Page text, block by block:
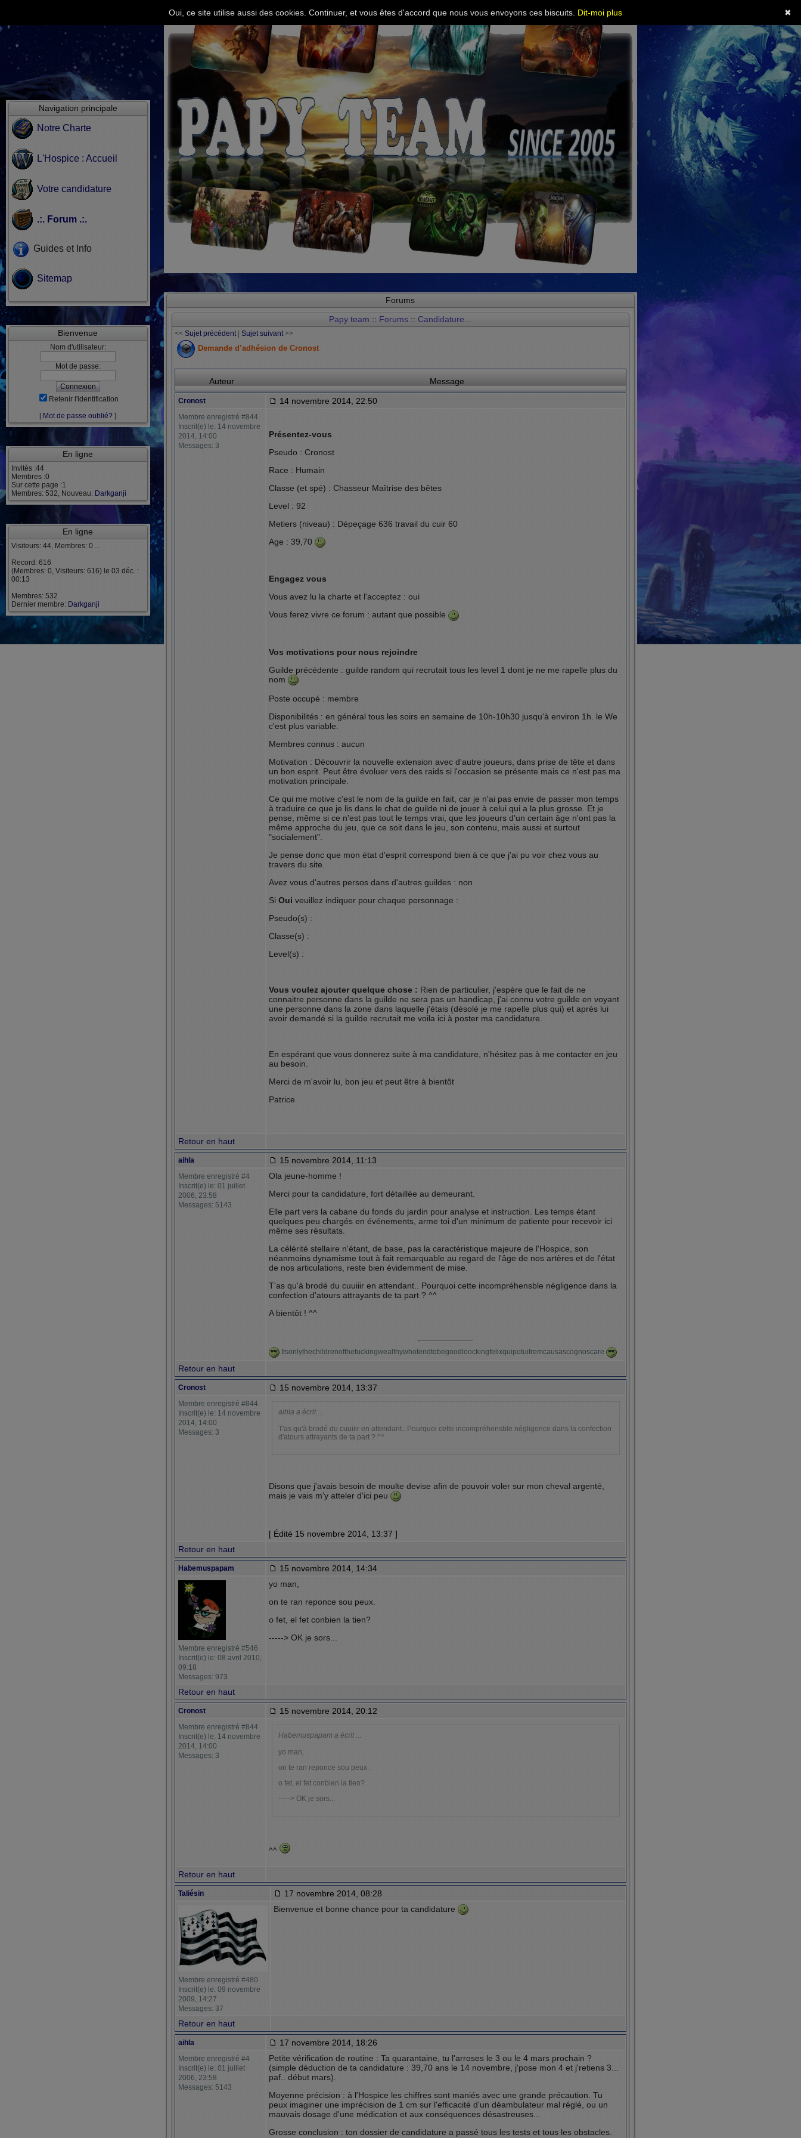
Navigation principale
Notre Charte
L'Hospice : Accueil
Votre candidature
.:. Forum .:.
Guides et Info
Sitemap
Bienvenue
Nom d'utilisateur:
Mot de passe:
Retenir l'identification
[ Mot de passe oublié? ]
En ligne
Invités :44
Membres :0
Sur cette page :1
Membres: 532, Nouveau: Darkganji
En ligne
Visiteurs: 44, Membres: 0 ...
Record: 616
(Membres: 0, Visiteurs: 616) le 03 déc. :
00:13
Membres: 532
Dernier membre: Darkganji
Forums
Papy team :: Forums ::Candidature...
<< Sujet précédent| Sujet suivant>>
Demande d’adhésion de Cronost
Auteur Message
Cronost 14 novembre 2014, 22:50
Membre enregistré #844
Inscrit(e) le: 14 novembre
2014, 14:00
Messages: 3
Présentez-vous
Pseudo : Cronost
Race : Humain
Classe (et spé) : Chasseur Maîtrise des bêtes
Level : 92
Metiers (niveau) : Dépeçage 636 travail du cuir 60
Age : 39,70
Engagez vous
Vous avez lu la charte et l'acceptez : oui
Vous ferez vivre ce forum : autant que possible
Vos motivations pour nous rejoindre
Guilde précédente : guilde random qui recrutait tous les level 1 dont je ne me rapelle plus du
nom
Poste occupé : membre
Disponibilités : en général tous les soirs en semaine de 10h-10h30 jusqu'à environ 1h. le We
c'est plus variable.
Membres connus : aucun
Motivation : Découvrir la nouvelle extension avec d'autre joueurs, dans prise de tête et dans
un bon esprit. Peut être évoluer vers des raids si l'occasion se présente mais ce n'est pas ma
motivation principale.
Ce qui me motive c'est le nom de la guilde en fait, car je n'ai pas envie de passer mon temps
à traduire ce que je lis dans le chat de guilde ni de jouer à celui qui a la plus grosse. Et je
pense, même si ce n'est pas tout le temps vrai, que les joueurs d'un certain âge n'ont pas la
même approche du jeu, que ce soit dans le jeu, son contenu, mais aussi et surtout
"socialement".
Je pense donc que mon état d'esprit correspond bien à ce que j'ai pu voir chez vous au
travers du site.
Avez vous d'autres persos dans d'autres guildes : non
Si Oui veuillez indiquer pour chaque personnage :
Pseudo(s) :
Classe(s) :
Level(s) :
Vous voulez ajouter quelque chose : Rien de particulier, j'espère que le fait de ne
connaitre personne dans la guilde ne sera pas un handicap, j'ai connu votre guilde en voyant
une personne dans la zone dans laquelle j'étais (désolé je me rapelle plus qui) et après lui
avoir demandé si la guilde recrutait me voila ici à poster ma candidature.
En espérant que vous donnerez suite à ma candidature, n'hésitez pas à me contacter en jeu
au besoin.
Merci de m'avoir lu, bon jeu et peut être à bientôt
Patrice
Retour en haut
aihla 15 novembre 2014, 11:13
Membre enregistré #4
Inscrit(e) le: 01 juillet
2006, 23:58
Messages: 5143
Ola jeune-homme !
Merci pour ta candidature, fort détaillée au demeurant.
Elle part vers la cabane du fonds du jardin pour analyse et instruction. Les temps étant
quelques peu chargés en événements, arme toi d'un minimum de patiente pour recevoir ici
même ses résultats.
La célérité stellaire n'étant, de base, pas la caractéristique majeure de l'Hospice, son
néanmoins dynamisme tout à fait remarquable au regard de l'âge de nos artères et de l'état
de nos articulations, reste bien évidemment de mise.
T'as qu'à brodé du cuuiiir en attendant.. Pourquoi cette incompréhensble négligence dans la
confection d'atours attrayants de ta part ? ^^
A bientôt ! ^^
Itsonlythechildrenofthefuckingwealthywhotendtobegoodloockingfelixquipotuitremcausascognoscare
Retour en haut
Cronost 15 novembre 2014, 13:37
Membre enregistré #844
Inscrit(e) le: 14 novembre
2014, 14:00
Messages: 3
aihla a écrit...
T'as qu'à brodé du cuuiiir en attendant.. Pourquoi cette incompréhensble négligence dans la confection
d'atours attrayants de ta part ? ^^
Disons que j'avais besoin de moulte devise afin de pouvoir voler sur mon cheval argenté,
mais je vais m'y atteler d'ici peu
[ Édité 15 novembre 2014, 13:37 ]
Retour en haut
Habemuspapam 15 novembre 2014, 14:34
Membre enregistré #546
Inscrit(e) le: 08 avril 2010,
09:18
Messages: 973
yo man,
on te ran reponce sou peux.
o fet, el fet conbien la tien?
-----> OK je sors...
Retour en haut
Cronost 15 novembre 2014, 20:12
Membre enregistré #844
Inscrit(e) le: 14 novembre
2014, 14:00
Messages: 3
Habemuspapam a écrit...
yo man,
on te ran reponce sou peux.
o fet, el fet conbien la tien?
-----> OK je sors...
^^
Retour en haut
Taliésin 17 novembre 2014, 08:28
Membre enregistré #480
Inscrit(e) le: 09 novembre
2009, 14:27
Messages: 37
Bienvenue et bonne chance pour ta candidature
Retour en haut
aihla 17 novembre 2014, 18:26
Membre enregistré #4
Inscrit(e) le: 01 juillet
2006, 23:58
Messages: 5143
Petite vérification de routine : Ta quarantaine, tu l'arroses le 3 ou le 4 mars prochain ?
(simple déduction de ta candidature : 39,70 ans le 14 novembre, j'pose mon 4 et j'retiens 3...
paf.. début mars).
Moyenne précision : à l'Hospice les chiffres sont maniés avec une grande précaution. Tu
peux imaginer une imprécision de 1 cm sur l'efficacité d'un déambulateur mal réglé, ou un
mauvais dosage d'une médication et aux conséquences désastreuses...
Grosse conclusion : ton dossier de candidature a passé tous les tests et tous les obstacles.
✖
Oui, ce site utilise aussi des cookies. Continuer, et vous êtes d'accord que nous vous envoyons ces biscuits. Dit-moi plus